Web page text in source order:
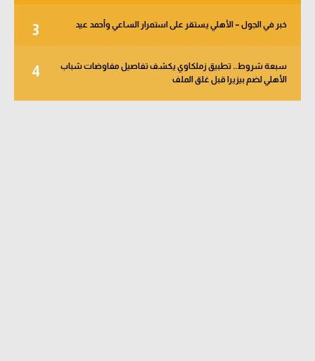
3 خبر في الجول – الأهلي يستقر على استمرار الساعي وأحمد عيد
4
سبعة شروط.. تطبيق زملكاوي يكشف تفاصيل مفاوضات شباب
الأهلي لضم بيزيرا قبل غلق الملف